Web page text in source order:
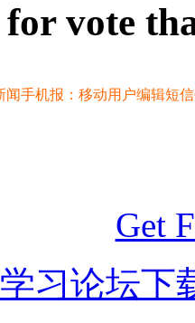
vote
手机报：移动用户编辑短信
Get
习论坛下